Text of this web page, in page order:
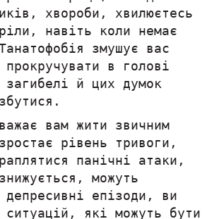
хвороби, хвилюєтесь
навіть коли немає
змушує вас
прокручувати в голові
загибелі й цих думок
вам жити звичним
рівень тривоги,
панічні атаки,
можуть
депресивні епізоди, ви
ситуацій, які можуть бути